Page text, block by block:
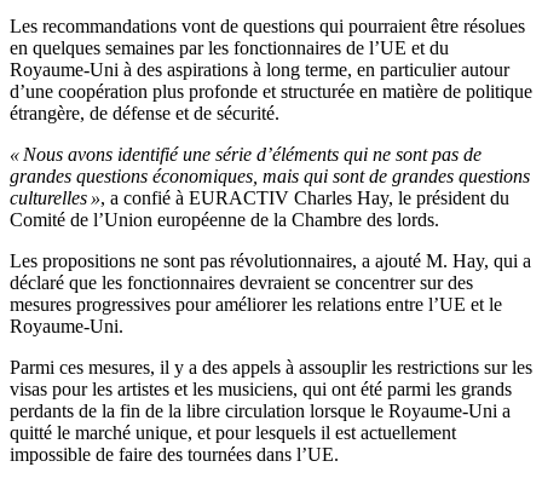
Les recommandations vont de questions qui pourraient être résolues
en quelques semaines par les fonctionnaires de l’UE et du
Royaume-Uni à des aspirations à long terme, en particulier autour
d’une coopération plus profonde et structurée en matière de politique
étrangère, de défense et de sécurité.
« Nous avons identifié une série d’éléments qui ne sont pas de
grandes questions économiques, mais qui sont de grandes questions
culturelles », a confié à EURACTIV Charles Hay, le président du
Comité de l’Union européenne de la Chambre des lords.
Les propositions ne sont pas révolutionnaires, a ajouté M. Hay, qui a
déclaré que les fonctionnaires devraient se concentrer sur des
mesures progressives pour améliorer les relations entre l’UE et le
Royaume-Uni.
Parmi ces mesures, il y a des appels à assouplir les restrictions sur les
visas pour les artistes et les musiciens, qui ont été parmi les grands
perdants de la fin de la libre circulation lorsque le Royaume-Uni a
quitté le marché unique, et pour lesquels il est actuellement
impossible de faire des tournées dans l’UE.